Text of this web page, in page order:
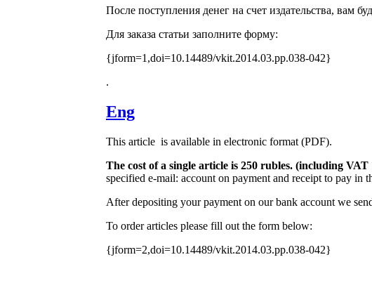
После поступления денег на счет издательства, вам
Для заказа статьи заполните форму:
{jform=1,doi=10.14489/vkit.2014.03.pp.038-042}
.
Eng
This article is available in electronic format (PDF).
The cost of a single article is 250 rubles. (including VAT
specified e-mail: account on payment and receipt to pay in
After depositing your payment on our bank account we
To order articles please fill out the form below:
{jform=2,doi=10.14489/vkit.2014.03.pp.038-042}